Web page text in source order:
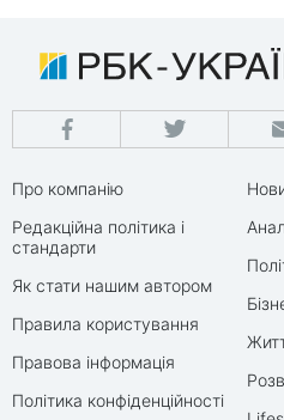
Про компанію
Редакційна політика і
стандарти
Як стати нашим автором
Правила користування
Правова інформація
Політика конфіденційності